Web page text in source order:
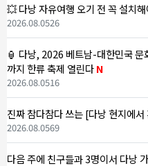
💥 다낭 자유여행 오기 전 꼭 설치
2026.08.0526
🏮 다낭, 2026 베트남-대한민국
까지 한류 축제 열린다N
2026.08.0516
진짜 참다참다 쓰는 [다낭 현지에
2026.08.0569
다음 주에 친구들과 3명이서 다낭